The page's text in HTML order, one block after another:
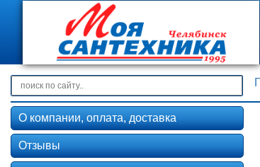
О компании, оплата, доставка
Отзывы